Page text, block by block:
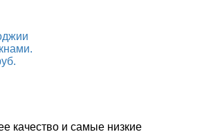
качество и самые низкие